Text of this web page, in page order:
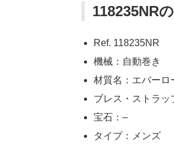
118235NR
Ref. 118235NR
機械：自動巻き
材質名：エバーロ
ブレス・ストラッ
宝石：–
タイプ：メンズ